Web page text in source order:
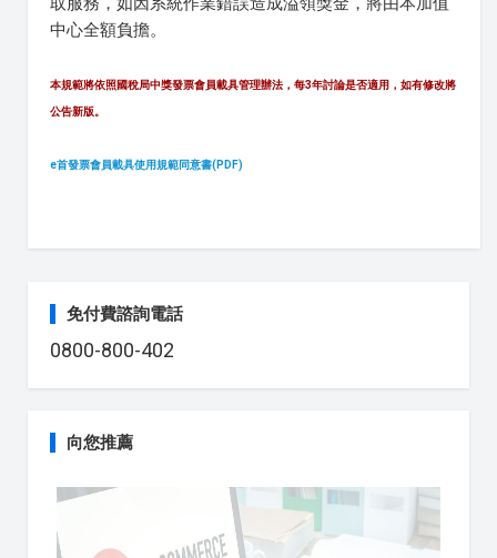
中心全額負擔。
本規範將依照國稅局中獎發票會員載具管理辦法，每3年討論是否適用，如有修改將
公告新版。
e首發票會員載具使用規範同意書(PDF)
免付費諮詢電話
0800-800-402
向您推薦